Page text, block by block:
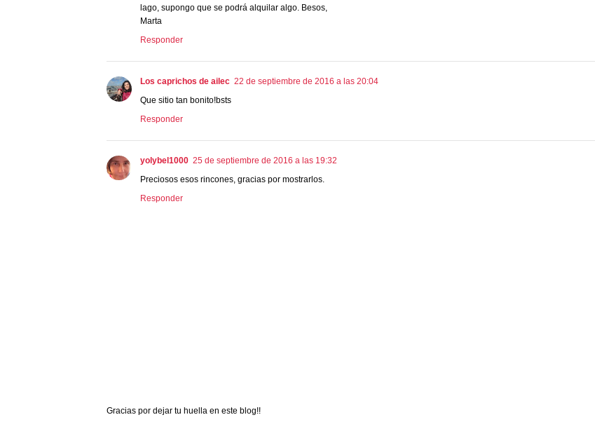
lago, supongo que se podrá alquilar algo. Besos,
Marta
Responder
Los caprichos de ailec 22 de septiembre de 2016 a las 20:04
Que sitio tan bonito!bsts
Responder
yolybel1000 25 de septiembre de 2016 a las 19:32
Preciosos esos rincones, gracias por mostrarlos.
Responder
Gracias por dejar tu huella en este blog!!